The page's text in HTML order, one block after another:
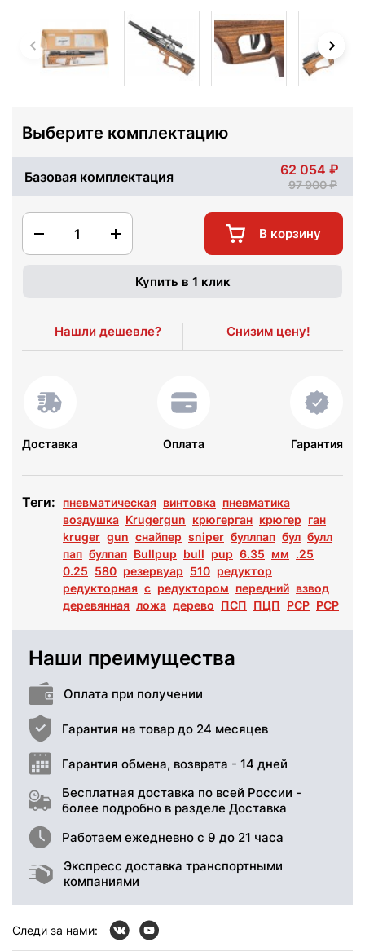
Выберите комплектацию
Базовая комплектация 62 054
97 900
1 В корзину
Купить в 1 клик
Нашли дешевле? Снизим цену!
Доставка Оплата Гарантия
Теги: пневматическая винтовка пневматика
воздушка Krugergun крюгерган крюгер ган
kruger gun снайпер sniper буллпап бул булл
пап булпап Bullpup bull pup 6.35 мм .25
0.25 580 резервуар 510 редуктор
редукторная с редуктором передний взвод
деревянная ложа дерево ПСП ПЦП РСР PCP
Наши преимущества
Оплата при получении
Гарантия на товар до 24 месяцев
Гарантия обмена, возврата - 14 дней
Бесплатная доставка по всей России -
более подробно в разделе Доставка
Работаем ежедневно с 9 до 21 часа
Экспресс доставка транспортными
компаниями
Следи за нами: